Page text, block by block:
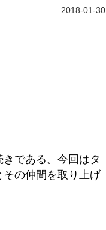
2018-01-30
である。今回はタ
の仲間を取り上げ